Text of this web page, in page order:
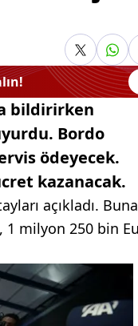
bildirirken
Bordo
ödeyecek.
kazanacak.
açıkladı. Buna
1 milyon 250 bin